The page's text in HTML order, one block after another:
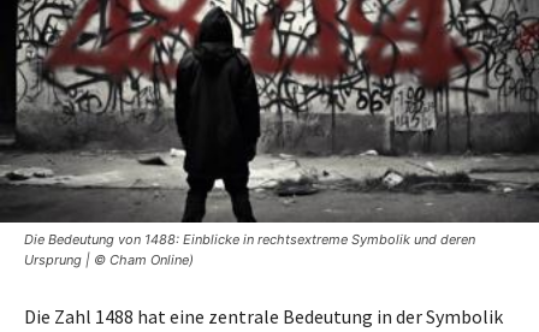
Die Bedeutung von 1488: Einblicke in rechtsextreme Symbolik und deren
Ursprung | © Cham Online)
Die Zahl 1488 hat eine zentrale Bedeutung in der Symbolik